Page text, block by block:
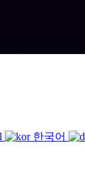
한국어